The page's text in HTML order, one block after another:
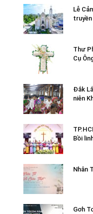
Lễ
Thư
Cụ
Đắk
niên
Bồi
Nhân
Gơh